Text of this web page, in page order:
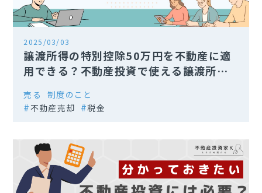
2025/03/03
譲渡所得の特別控除50万円を不動産に適
用できる？不動産投資で使える譲渡所得
売る
制度のこと
不動産売却
税金